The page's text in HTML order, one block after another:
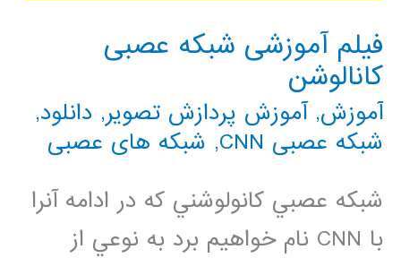
فیلم آموزشی شبکه عصبی
کانالوشن
آموزش,آموزش پردازش تصویر, دانلود,
شبکه عصبی CNN
, شبکه های عصبی
شبکه عصبي کانولوشني که در ادامه آنرا
با CNN نام خواهيم برد به نوعي از